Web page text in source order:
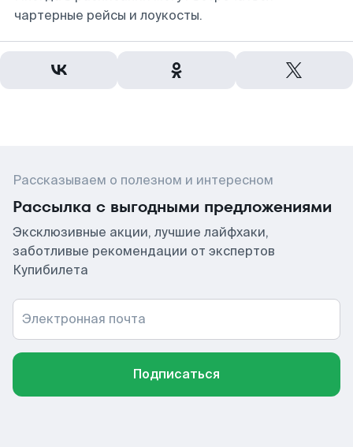
чартерные рейсы и лоукосты.
Рассказываем о полезном и интересном
Рассылка с выгодными предложениями
Эксклюзивные акции, лучшие лайфхаки,
заботливые рекомендации от экспертов
Купибилета
Электронная почта
Подписаться